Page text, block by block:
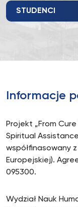
STUDENCI
Informacje
Projekt „From
Spiritual
współfinasowany z
Europejskiej).
095300.
Wydział Nauk